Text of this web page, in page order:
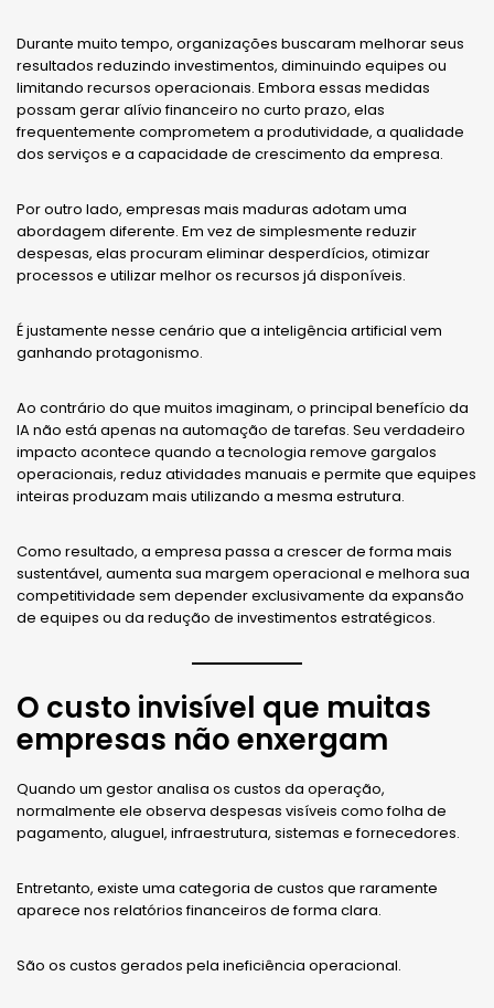
Durante muito tempo, organizações buscaram melhorar seus
resultados reduzindo investimentos, diminuindo equipes ou
limitando recursos operacionais. Embora essas medidas
possam gerar alívio financeiro no curto prazo, elas
frequentemente comprometem a produtividade, a qualidade
dos serviços e a capacidade de crescimento da empresa.
Por outro lado, empresas mais maduras adotam uma
abordagem diferente. Em vez de simplesmente reduzir
despesas, elas procuram eliminar desperdícios, otimizar
processos e utilizar melhor os recursos já disponíveis.
É justamente nesse cenário que a inteligência artificial vem
ganhando protagonismo.
Ao contrário do que muitos imaginam, o principal benefício da
IA não está apenas na automação de tarefas. Seu verdadeiro
impacto acontece quando a tecnologia remove gargalos
operacionais, reduz atividades manuais e permite que equipes
inteiras produzam mais utilizando a mesma estrutura.
Como resultado, a empresa passa a crescer de forma mais
sustentável, aumenta sua margem operacional e melhora sua
competitividade sem depender exclusivamente da expansão
de equipes ou da redução de investimentos estratégicos.
O custo invisível que muitas
empresas não enxergam
Quando um gestor analisa os custos da operação,
normalmente ele observa despesas visíveis como folha de
pagamento, aluguel, infraestrutura, sistemas e fornecedores.
Entretanto, existe uma categoria de custos que raramente
aparece nos relatórios financeiros de forma clara.
São os custos gerados pela ineficiência operacional.